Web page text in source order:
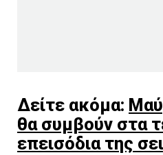
Δείτε ακόμα:
θα συμβούν στα
επεισόδια της